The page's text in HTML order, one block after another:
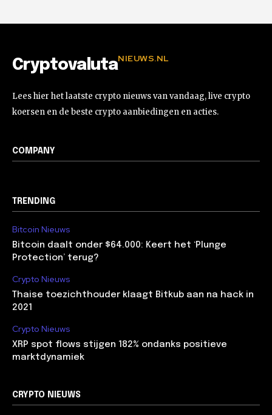
CryptovalutaNIEUWS.NL
Lees hier het laatste crypto nieuws van vandaag, live crypto
koersen en de beste crypto aanbiedingen en acties.
COMPANY
TRENDING
Bitcoin Nieuws
Bitcoin daalt onder $64.000: Keert het ‘Plunge
Protection’ terug?
Crypto Nieuws
Thaise toezichthouder klaagt Bitkub aan na hack in
2021
Crypto Nieuws
XRP spot flows stijgen 182% ondanks positieve
marktdynamiek
CRYPTO NIEUWS